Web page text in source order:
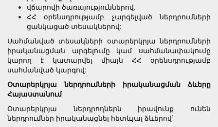
վճարովի ծառայություններով.
ՀՀ օրենսդրությամբ չարգելված ներդրումների
ցանկացած տեսակներով:
Սահմանված տեսակների օտարերկրյա ներդրումների
իրականացման արգելումը կամ սահմանափակումը
կարող է կատարվել միայն ՀՀ օրենսդրությամբ
սահմանված կարգով:
Օտարերկրյա ներդրումների իրականացման ձևերը
Հայաստանում
Օտարերկրյա ներդրողներն իրավունք ունեն
ներդրումներ իրականացնել հետևյալ ձևերով`